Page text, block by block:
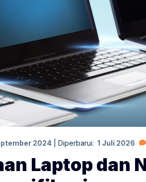
2024 Diperbarui: 1 Juli 2026
Laptop dan